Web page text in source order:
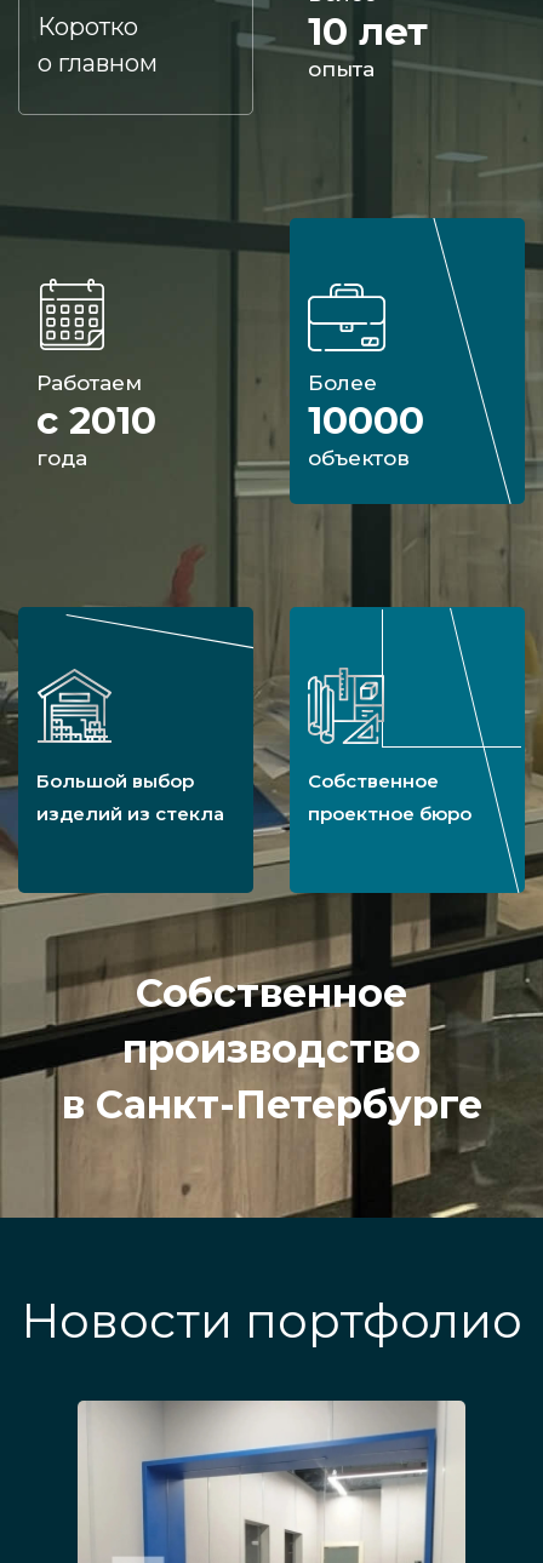
Коротко
о главном
10 лет
опыта
Работаем
с 2010
года
Более
10000
объектов
Большой выбор
изделий из стекла
Собственное
проектное бюро
Собственное
производство
в Санкт-Петербурге
Новости портфолио